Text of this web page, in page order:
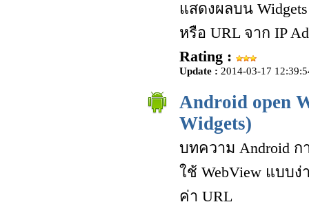
แสดงผลบน
หรือ URL จาก IP
Rating :
Update : 2014-03-17
Android open
Widgets)
บทความ Android ก
ใช้ WebView แบบง่
ค่า URL